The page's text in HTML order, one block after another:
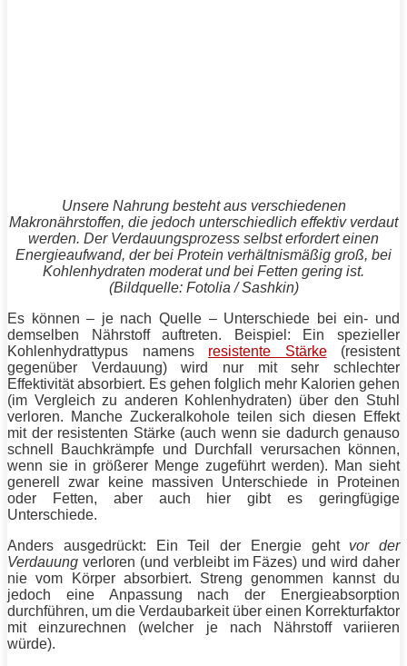
Unsere Nahrung besteht aus verschiedenen
Makronährstoffen, die jedoch unterschiedlich effektiv verdaut
werden. Der Verdauungsprozess selbst erfordert einen
Energieaufwand, der bei Protein verhältnismäßig groß, bei
Kohlenhydraten moderat und bei Fetten gering ist.
(Bildquelle: Fotolia / Sashkin)
Es können – je nach Quelle – Unterschiede bei ein- und
demselben Nährstoff auftreten. Beispiel: Ein spezieller
Kohlenhydrattypus namens resistente Stärke(resistent
gegenüber Verdauung) wird nur mit sehr schlechter
Effektivität absorbiert. Es gehen folglich mehr Kalorien gehen
(im Vergleich zu anderen Kohlenhydraten) über den Stuhl
verloren. Manche Zuckeralkohole teilen sich diesen Effekt
mit der resistenten Stärke (auch wenn sie dadurch genauso
schnell Bauchkrämpfe und Durchfall verursachen können,
wenn sie in größerer Menge zugeführt werden). Man sieht
generell zwar keine massiven Unterschiede in Proteinen
oder Fetten, aber auch hier gibt es geringfügige
Unterschiede.
Anders ausgedrückt: Ein Teil der
Energiegeht vor der
Verdauung verloren (und verbleibt im Fäzes) und wird daher
nie vom Körper absorbiert. Streng genommen kannst du
jedoch eine Anpassung nach der Energieabsorption
durchführen, um die Verdaubarkeit über einen Korrekturfaktor
mit einzurechnen (welcher je nach Nährstoff variieren
würde).